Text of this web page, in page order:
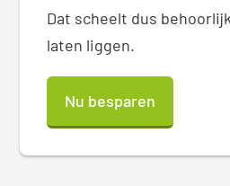
Dat scheelt dus
laten liggen.
Nu besparen